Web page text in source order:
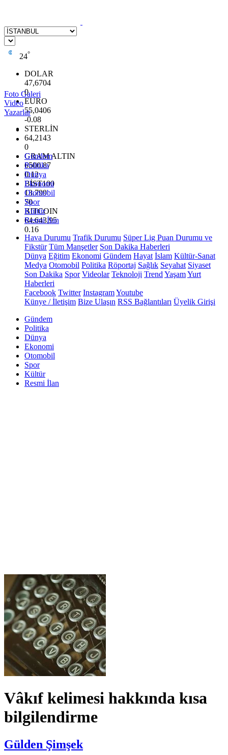
24°
DOLAR
47,6704
0
EURO
55,0406
-0.08
STERLİN
64,2143
0
GRAM ALTIN
6500.87
0.12
BİST100
13.799
70
BITCOIN
64.643,95
0.16
Foto Galeri
Video
Yazarlar
Gündem
Politika
Dünya
Ekonomi
Otomobil
Spor
Kültür
Resmi İlan
Hava Durumu Trafik Durumu Süper Lig Puan Durumu ve
Fikstür Tüm Manşetler Son Dakika Haberleri
Dünya Eğitim Ekonomi Gündem Hayat İslam Kültür-Sanat
Medya Otomobil Politika Röportaj Sağlık Seyahat Siyaset
Son Dakika Spor Videolar Teknoloji Trend YaşamYurt
Haberleri
Facebook Twitter InstagramYoutube
Künye / İletişim Bize Ulaşın RSS Bağlantıları Üyelik Girişi
Gündem
Politika
Dünya
Ekonomi
Otomobil
Spor
Kültür
Resmi İlan
Vâkıf kelimesi hakkında kısa
bilgilendirme
Gülden Şimşek